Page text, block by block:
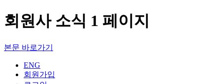
회원사 소식 1 페이지
본문 바로가기
ENG
회원가입